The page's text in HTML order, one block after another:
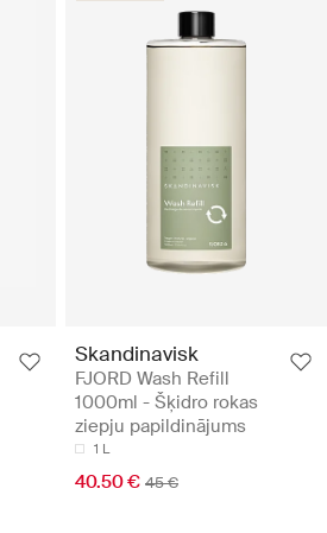
Skandinavisk
FJORD Wash Refill
1000ml - Šķidro rokas
ziepju papildinājums
1 L
40.50 € 45 €